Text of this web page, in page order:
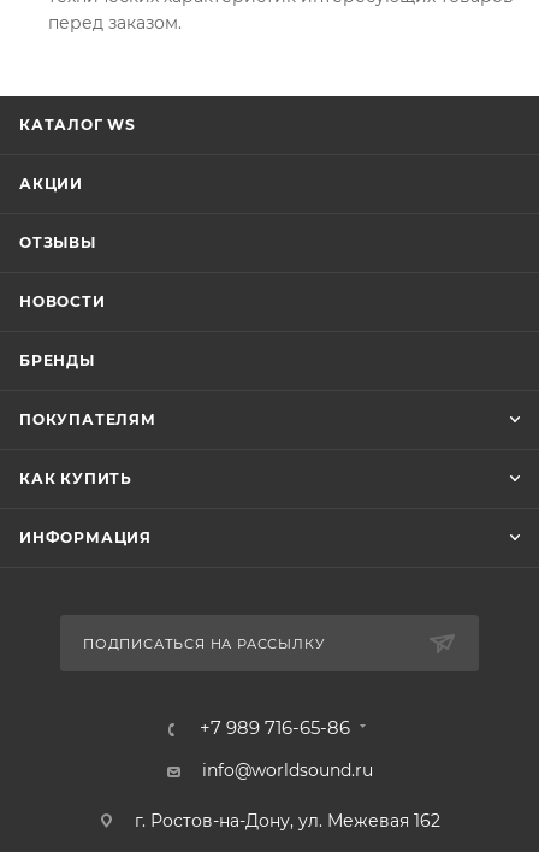
перед заказом.
КАТАЛОГ WS
АКЦИИ
ОТЗЫВЫ
НОВОСТИ
БРЕНДЫ
ПОКУПАТЕЛЯМ
КАК КУПИТЬ
ИНФОРМАЦИЯ
ПОДПИСАТЬСЯ НА РАССЫЛКУ
+7 989 716-65-86
info@worldsound.ru
г. Ростов-на-Дону, ул. Межевая 162